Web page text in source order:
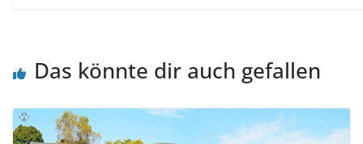
Das könnte dir auch gefallen